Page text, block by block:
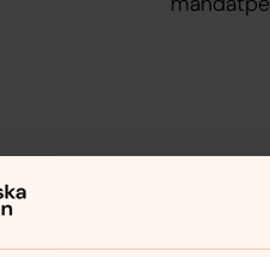
sidans innehåll?